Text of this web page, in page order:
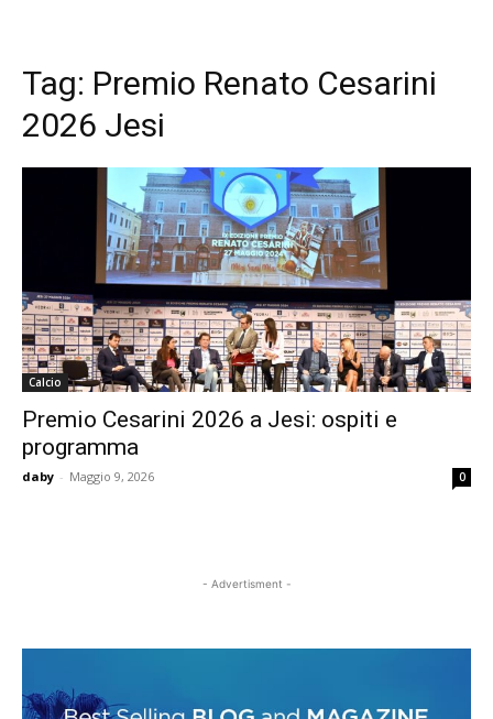
Tag: Premio Renato Cesarini
2026 Jesi
Calcio
Premio Cesarini 2026 a Jesi: ospiti e
programma
daby - Maggio 9, 2026 0
- Advertisment -